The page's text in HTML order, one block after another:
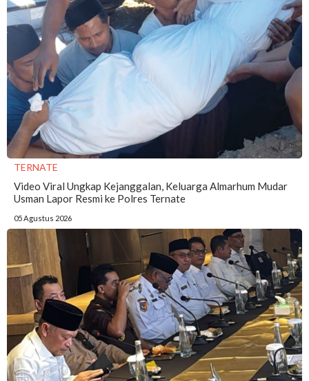
TERNATE
Video Viral Ungkap Kejanggalan, Keluarga Almarhum Mudar
Usman Lapor Resmi ke Polres Ternate
05 Agustus 2026